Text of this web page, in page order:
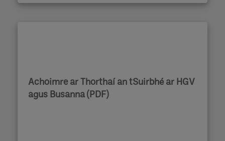
Achoimre ar Thorthaí an tSuirbhé ar HGV
agus Busanna (PDF)